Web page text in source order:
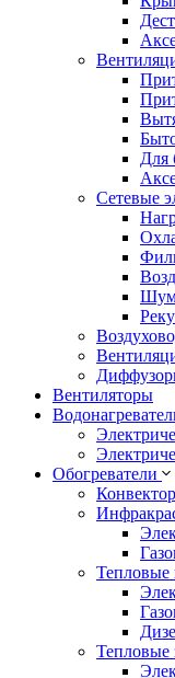
Для
Сетевые
Вентиляторы
Обогреватели
Тепловые